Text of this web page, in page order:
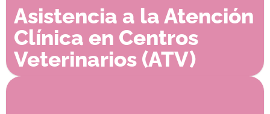
Asistencia a la Atención
Clínica en Centros
Veterinarios (ATV)